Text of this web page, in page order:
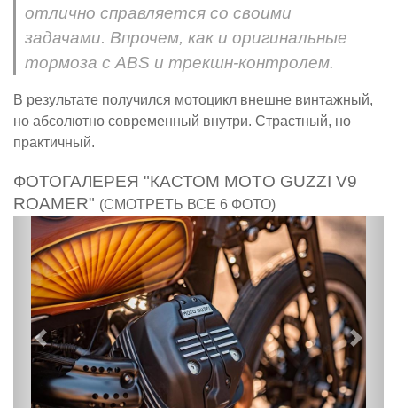
отлично справляется со своими
задачами. Впрочем, как и оригинальные
тормоза с ABS и трекшн-контролем.
В результате получился мотоцикл внешне винтажный,
но абсолютно современный внутри. Страстный, но
практичный.
ФОТОГАЛЕРЕЯ "КАСТОМ MOTO GUZZI V9
ROAMER" (СМОТРЕТЬ ВСЕ 6 ФОТО)
Предыдущий